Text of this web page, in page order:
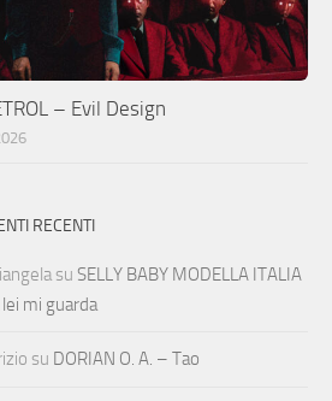
– Evil Design
RECENTI
su SELLY BABY MODELLA ITALIA
mi guarda
su DORIAN O. A. – Tao